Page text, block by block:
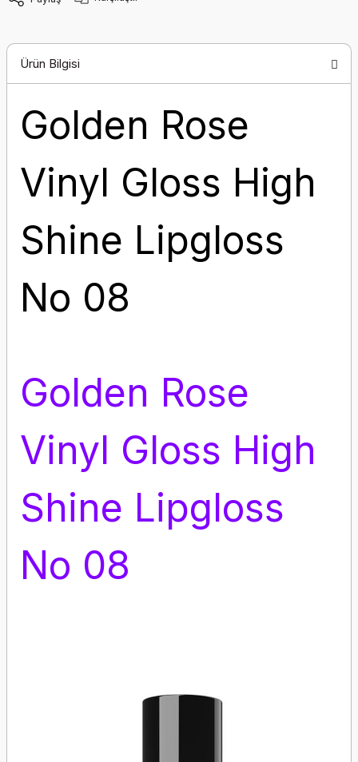
Ürün Bilgisi
Golden Rose
Vinyl Gloss High
Shine Lipgloss
No 08
Golden Rose
Vinyl Gloss High
Shine Lipgloss
No 08